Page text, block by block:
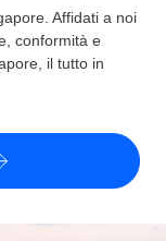
ogni Paese
Affidati a noi
conformità e
il tutto in